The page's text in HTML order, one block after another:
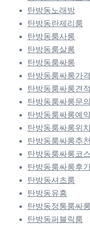
탄방동노래방
탄방동란제리룸
탄방동룸사롱
탄방동룸살롱
탄방동룸싸롱
탄방동룸싸롱가격
탄방동룸싸롱견적
탄방동룸싸롱문의
탄방동룸싸롱예
탄방동룸싸롱위치
탄방동룸싸롱추천
탄방동룸싸롱코스
탄방동룸싸롱후기
탄방동셔츠룸
탄방동유흥
탄방동정통룸싸롱
탄방동퍼블릭룸